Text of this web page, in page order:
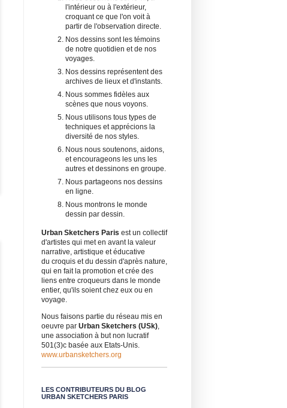
l'intérieur ou à l'extérieur,
croquant ce que l'on voit à
partir de l'observation directe.
Nos dessins sont les témoins
de notre quotidien et de nos
voyages.
Nos dessins représentent des
archives de lieux et d'instants.
Nous sommes fidèles aux
scènes que nous voyons.
Nous utilisons tous types de
techniques et apprécions la
diversité de nos styles.
Nous nous soutenons, aidons,
et encourageons les uns les
autres et dessinons en groupe.
Nous partageons nos dessins
en ligne.
Nous montrons le monde
dessin par dessin.
Urban Sketchers Paris est un collectif
d'artistes qui met en avant la valeur
narrative, artistique et éducative
du croquis et du dessin d'après nature,
qui en fait la promotion et crée des
liens entre croqueurs dans le monde
entier, qu'ils soient chez eux ou en
voyage.
Nous faisons partie du réseau mis en
oeuvre par Urban Sketchers (USk)
une association à but non lucratif
501(3)c basée aux Etats-Unis.
www.urbansketchers.org
LES CONTRIBUTEURS DU BLOG
URBAN SKETCHERS PARIS